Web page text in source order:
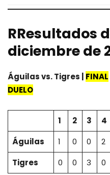
RResultados
diciembre de
Águilas vs. Tigres | FINAL
DUELO
1 2 3 4
Águilas
1 0 0 2
Tigres
0 0 3 0